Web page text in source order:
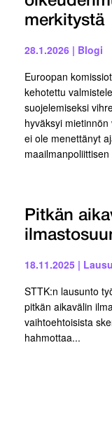
merkitystä
28.1.2026 | Blogi
Euroopan
kehotettu
suojelemiseksi
hyväksyi
ei ole menettänyt
Pitkän
18.11.2025 |
STTK:n lausunto
pitkän aikavälin
vaihtoehtoisista
hahmottaa...